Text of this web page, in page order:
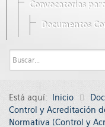
Convocatorias
Documentos
Está aquí: Inicio
Control y Acreditación
Normativa (Control y